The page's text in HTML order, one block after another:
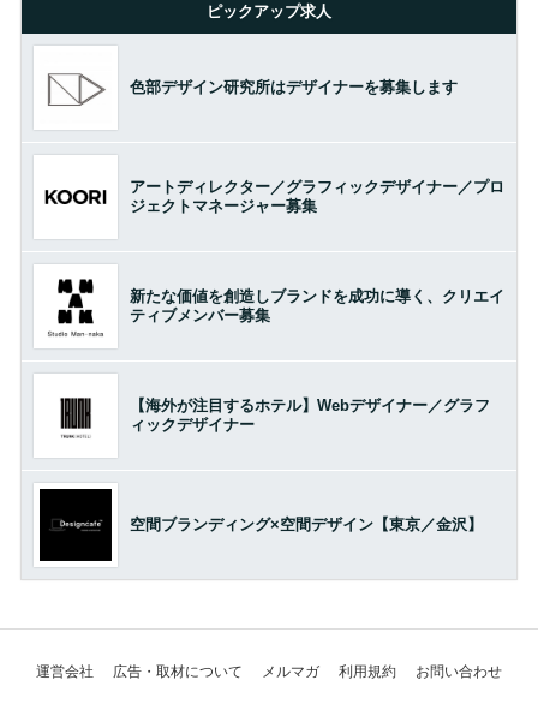
ピックアップ求人
色部デザイン研究所はデザイナーを募集します
アートディレクター／グラフィックデザイナー／プロ
ジェクトマネージャー募集
新たな価値を創造しブランドを成功に導く、クリエイ
ティブメンバー募集
【海外が注目するホテル】Webデザイナー／グラフ
ィックデザイナー
空間ブランディング×空間デザイン【東京／金沢】
運営会社 広告・取材について メルマガ 利用規約 お問い合わせ